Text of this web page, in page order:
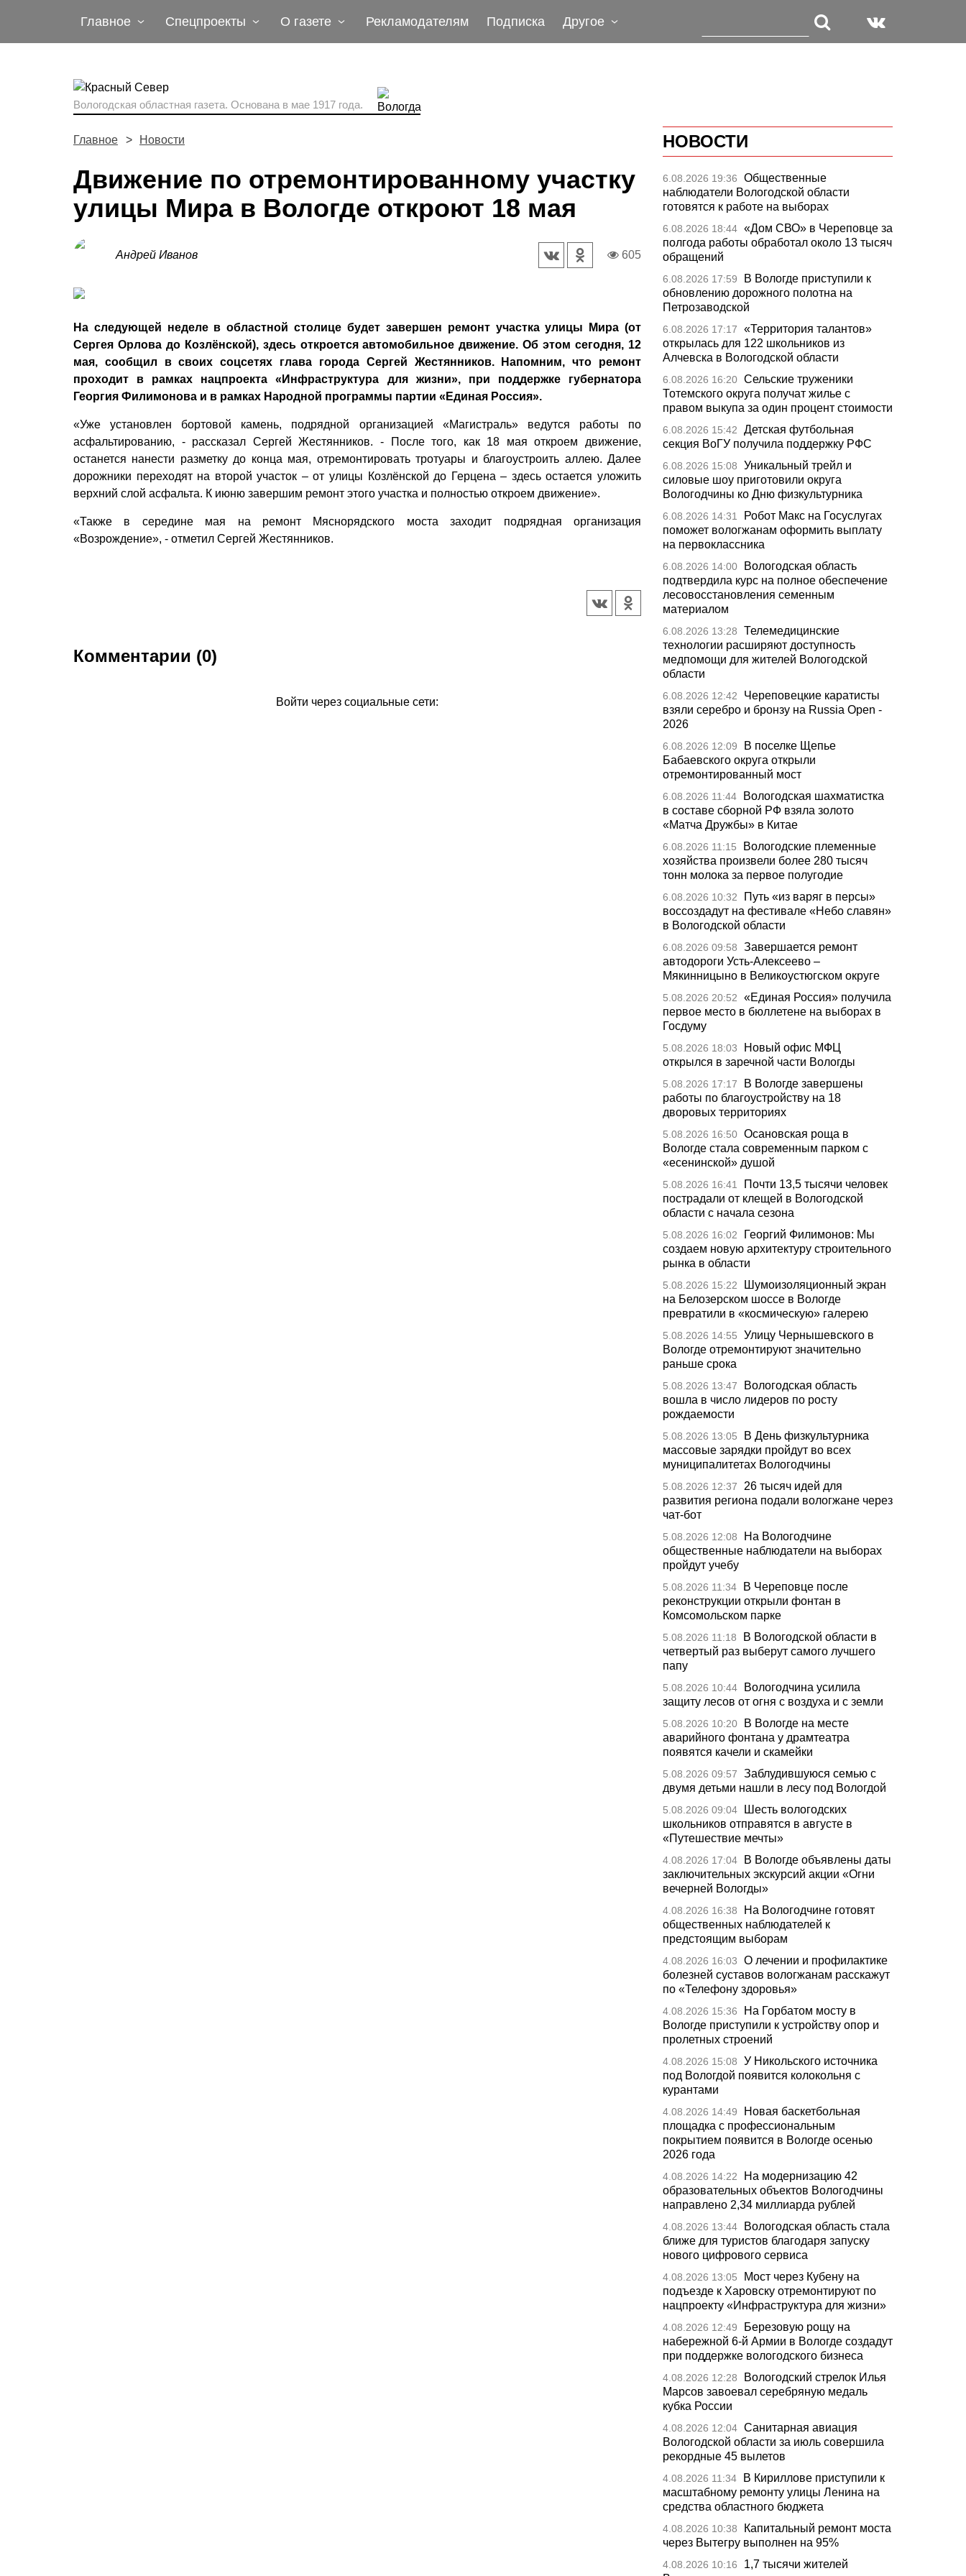
Главное Спецпроекты О газете Рекламодателям Подписка Другое
Вологодская областная газета. Основана в мае 1917 года.
Главное Новости
Движение по отремонтированному участку
улицы Мира в Вологде откроют 18 мая
Андрей Иванов 605
На следующей неделе в областной столице будет завершен ремонт участка улицы Мира (от
Сергея Орлова до Козлёнской), здесь откроется автомобильное движение. Об этом сегодня, 12
мая, сообщил в своих соцсетях глава города Сергей Жестянников. Напомним, что ремонт
проходит в рамках нацпроекта «Инфраструктура для жизни», при поддержке губернатора
Георгия Филимонова и в рамках Народной программы партии «Единая Россия».
«Уже установлен бортовой камень, подрядной организацией «Магистраль» ведутся работы по
асфальтированию, - рассказал Сергей Жестянников. - После того, как 18 мая откроем движение,
останется нанести разметку до конца мая, отремонтировать тротуары и благоустроить аллею. Далее
дорожники переходят на второй участок – от улицы Козлёнской до Герцена – здесь остается уложить
верхний слой асфальта. К июню завершим ремонт этого участка и полностью откроем движение».
«Также в середине мая на ремонт Мяснорядского моста заходит подрядная организация
«Возрождение», - отметил Сергей Жестянников.
Комментарии (0)
Войти через социальные сети:
НОВОСТИ
6.08.2026 19:36
Общественные
наблюдатели Вологодской области
готовятся к работе на выборах
6.08.2026 18:44 «Дом СВО» в Череповце за
полгода работы обработал около 13 тысяч
обращений
6.08.2026 17:59
В Вологде приступили к
обновлению дорожного полотна на
Петрозаводской
6.08.2026 17:17
«Территория талантов»
открылась для 122 школьников из
Алчевска в Вологодской области
6.08.2026 16:20 Сельские труженики
Тотемского округа получат жилье с
правом выкупа за один процент стоимости
6.08.2026 15:42
Детская футбольная
секция ВоГУ получила поддержку РФС
6.08.2026 15:08
Уникальный трейл и
силовые шоу приготовили округа
Вологодчины ко Дню физкультурника
6.08.2026 14:31
Робот Макс на Госуслугах
поможет вологжанам оформить выплату
на первоклассника
6.08.2026 14:00
Вологодская область
подтвердила курс на полное обеспечение
лесовосстановления семенным
материалом
6.08.2026 13:28
Телемедицинские
технологии расширяют доступность
медпомощи для жителей Вологодской
области
6.08.2026 12:42
Череповецкие каратисты
взяли серебро и бронзу на Russia Open -
2026
6.08.2026 12:09
В поселке Щепье
Бабаевского округа открыли
отремонтированный мост
6.08.2026 11:44
Вологодская шахматистка
в составе сборной РФ взяла золото
«Матча Дружбы» в Китае
6.08.2026 11:15
Вологодские племенные
хозяйства произвели более 280 тысяч
тонн молока за первое полугодие
6.08.2026 10:32
Путь «из варяг в персы»
воссоздадут на фестивале «Небо славян»
в Вологодской области
6.08.2026 09:58
Завершается ремонт
автодороги Усть-Алексеево –
Мякинницыно в Великоустюгском округе
5.08.2026 20:52
«Единая Россия» получила
первое место в бюллетене на выборах в
Госдуму
5.08.2026 18:03
Новый офис МФЦ
открылся в заречной части Вологды
5.08.2026 17:17
В Вологде завершены
работы по благоустройству на 18
дворовых территориях
5.08.2026 16:50 Осановская роща в
Вологде стала современным парком с
«есенинской» душой
5.08.2026 16:41
Почти 13,5 тысячи человек
пострадали от клещей в Вологодской
области с начала сезона
5.08.2026 16:02
Георгий Филимонов: Мы
создаем новую архитектуру строительного
рынка в области
5.08.2026 15:22
Шумоизоляционный экран
на Белозерском шоссе в Вологде
превратили в «космическую» галерею
5.08.2026 14:55
Улицу Чернышевского в
Вологде отремонтируют значительно
раньше срока
5.08.2026 13:47
Вологодская область
вошла в число лидеров по росту
рождаемости
5.08.2026 13:05
В День физкультурника
массовые зарядки пройдут во всех
муниципалитетах Вологодчины
5.08.2026 12:37
26 тысяч идей для
развития региона подали вологжане через
чат-бот
5.08.2026 12:08
На Вологодчине
общественные наблюдатели на выборах
пройдут учебу
5.08.2026 11:34
В Череповце после
реконструкции открыли фонтан в
Комсомольском парке
5.08.2026 11:18
В Вологодской области в
четвертый раз выберут самого лучшего
папу
5.08.2026 10:44
Вологодчина усилила
защиту лесов от огня с воздуха и с земли
5.08.2026 10:20
В Вологде на месте
аварийного фонтана у драмтеатра
появятся качели и скамейки
5.08.2026 09:57
Заблудившуюся семью с
двумя детьми нашли в лесу под Вологдой
5.08.2026 09:04
Шесть вологодских
школьников отправятся в августе в
«Путешествие мечты»
4.08.2026 17:04
В Вологде объявлены даты
заключительных экскурсий акции «Огни
вечерней Вологды»
4.08.2026 16:38
На Вологодчине готовят
общественных наблюдателей к
предстоящим выборам
4.08.2026 16:03
О лечении и профилактике
болезней суставов вологжанам расскажут
по «Телефону здоровья»
4.08.2026 15:36
На Горбатом мосту в
Вологде приступили к устройству опор и
пролетных строений
4.08.2026 15:08
У Никольского источника
под Вологдой появится колокольня с
курантами
4.08.2026 14:49
Новая баскетбольная
площадка с профессиональным
покрытием появится в Вологде осенью
2026 года
4.08.2026 14:22
На модернизацию 42
образовательных объектов Вологодчины
направлено 2,34 миллиарда рублей
4.08.2026 13:44
Вологодская область стала
ближе для туристов благодаря запуску
нового цифрового сервиса
4.08.2026 13:05
Мост через Кубену на
подъезде к Харовску отремонтируют по
нацпроекту «Инфраструктура для жизни»
4.08.2026 12:49
Березовую рощу на
набережной 6-й Армии в Вологде создадут
при поддержке вологодского бизнеса
4.08.2026 12:28
Вологодский стрелок Илья
Марсов завоевал серебряную медаль
кубка России
4.08.2026 12:04 Санитарная авиация
Вологодской области за июль совершила
рекордные 45 вылетов
4.08.2026 11:34
В Кириллове приступили к
масштабному ремонту улицы Ленина на
средства областного бюджета
4.08.2026 10:38
Капитальный ремонт моста
через Вытегру выполнен на 95%
4.08.2026 10:16
1,7 тысячи жителей